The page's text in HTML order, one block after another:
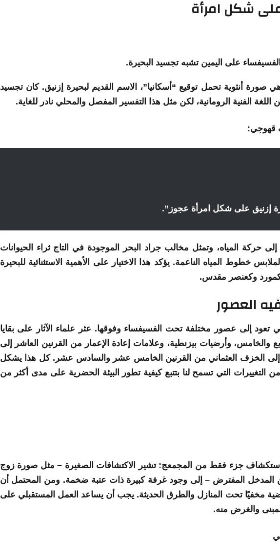
على شكل امرأة
على اليمين تشبه تجسيد البحيرة.
هي صورة أنثوية تحمل توقيع “أسكانيا”، الاسم القديملبحيرة إزنيق. كان تجسيد
اللغة الفنية الرومانية، لكن مثل هذا التفسير المفصل والمحلي نادر للغاية.
قهوجي:
إزنيق على شكل امرأة عجوز”.
حركة المياه، وتمثل مخالب جراد البحر الموجودة في التاج ثراء الحيوانات
خطوط المياه الناعمة. يؤكد هذا الاختيار على الأهمية الاستثنائية للبحيرة
كمورد وكعنصر مقدس.
العصور
تعود إلى عصور مختلفة تحت الفسيفساء وفوقها. عثر علماء الآثار على بقايا
والخامس، وأرضيات بيزنطية، وعلامات إعادة الإعمار من القرنين العاشر إلى
إلى الخزف العثماني من القرنين الخامس عشر والسادس عشر. كل هذا يشكل
التي تسمح لنا بتتبع كيفية تطور البيئة الحضرية على مدى أكثر من
استكشاف جزء فقط من المجمعج: تشير الاكتشافات الصغيرة – مثل صورة زوج
المدخل المفترض – إلى وجود غرفة كبيرة ذات عتبة ضخمة. ومن المحتمل أن
مخفيًا تحت المنازل والطرق الحديثة. يجب أن يساعد العمل المستقبلي على
والغرض منه.